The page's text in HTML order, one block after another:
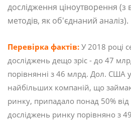
дослідження ціноутворення (з
методів, як об'єднаний аналіз).
Перевірка фактів: У 2018 році
досліджень дещо зріс - до 47
порівнянні з 46 млрд. Дол. США
найбільших компаній, що
ринку, припадало понад 50% від
досліджень ринку порівняно з